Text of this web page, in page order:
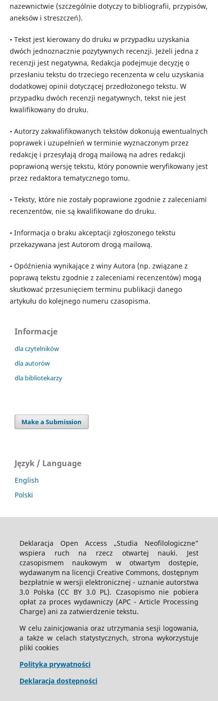
nazewnictwie (szczególnie dotyczy to bibliografii, przypisów,
aneksów i streszczeń).
• Tekst jest kierowany do druku w przypadku uzyskania
dwóch jednoznacznie pozytywnych recenzji. Jeżeli jedna z
recenzji jest negatywna, Redakcja podejmuje decyzję o
przesłaniu tekstu do trzeciego recenzenta w celu uzyskania
dodatkowej opinii dotyczącej przedłożonego tekstu. W
przypadku dwóch recenzji negatywnych, tekst nie jest
kwalifikowany do druku.
• Autorzy zakwalifikowanych tekstów dokonują ewentualnych
poprawek i uzupełnień w terminie wyznaczonym przez
redakcję i przesyłają drogą mailową na adres redakcji
poprawioną wersję tekstu, który ponownie weryfikowany jest
przez redaktora tematycznego tomu.
• Teksty, które nie zostały poprawione zgodnie z zaleceniami
recenzentów, nie są kwalifikowane do druku.
• Informacja o braku akceptacji zgłoszonego tekstu
przekazywana jest Autorom drogą mailową.
• Opóźnienia wynikające z winy Autora (np. związane z
poprawą tekstu zgodnie z zaleceniami recenzentów) mogą
skutkować przesunięciem terminu publikacji danego
artykułu do kolejnego numeru czasopisma.
Informacje
dla czytelników
dla autorów
dla bibliotekarzy
Make a Submission
Język / Language
English
Polski
Deklaracja Open Access „Studia Neofilologiczne”
wspiera ruch na rzecz otwartej nauki. Jest
czasopismem naukowym w otwartym dostępie,
wydawanym na licencji Creative Commons, dostępnym
bezpłatnie w wersji elektronicznej - uznanie autorstwa
3.0 Polska (CC BY 3.0 PL). Czasopismo nie pobiera
opłat za proces wydawniczy (APC - Article Processing
Charge) ani za zatwierdzenie tekstu.
W celu zainicjowania oraz utrzymania sesji logowania,
a także w celach statystycznych, strona wykorzystuje
pliki cookies
Polityka prywatności
Deklaracja dostępności